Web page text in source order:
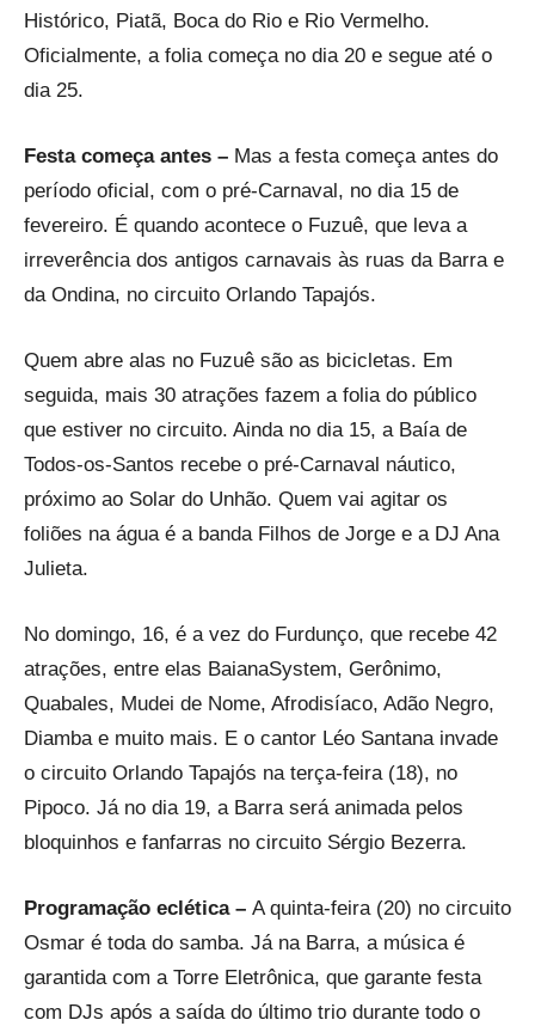
Histórico, Piatã, Boca do Rio e Rio Vermelho.
Oficialmente, a folia começa no dia 20 e segue até o
dia 25.
Festa começa antes – Mas a festa começa antes do
período oficial, com o pré-Carnaval, no dia 15 de
fevereiro. É quando acontece o Fuzuê, que leva a
irreverência dos antigos carnavais às ruas da Barra e
da Ondina, no circuito Orlando Tapajós.
Quem abre alas no Fuzuê são as bicicletas. Em
seguida, mais 30 atrações fazem a folia do público
que estiver no circuito. Ainda no dia 15, a Baía de
Todos-os-Santos recebe o pré-Carnaval náutico,
próximo ao Solar do Unhão. Quem vai agitar os
foliões na água é a banda Filhos de Jorge e a DJ Ana
Julieta.
No domingo, 16, é a vez do Furdunço, que recebe 42
atrações, entre elas BaianaSystem, Gerônimo,
Quabales, Mudei de Nome, Afrodisíaco, Adão Negro,
Diamba e muito mais. E o cantor Léo Santana invade
o circuito Orlando Tapajós na terça-feira (18), no
Pipoco. Já no dia 19, a Barra será animada pelos
bloquinhos e fanfarras no circuito Sérgio Bezerra.
Programação eclética – A quinta-feira (20) no circuito
Osmar é toda do samba. Já na Barra, a música é
garantida com a Torre Eletrônica, que garante festa
com DJs após a saída do último trio durante todo o